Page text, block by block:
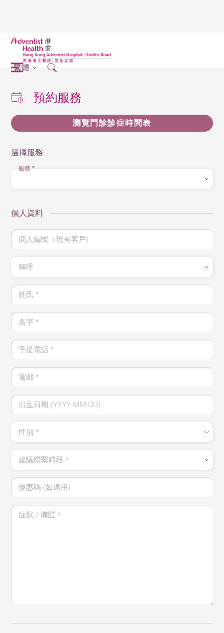
繁體
預約服務
瀏覽門診診症時間表
選擇服務
服務*
個人資料
病人編號（現有客戶)
稱呼
姓氏*
名字*
手提電話*
電郵*
出生日期 (YYYY-MM-DD)
性別*
建議聯繫時段*
優惠碼 (如適用)
症狀 / 備註*